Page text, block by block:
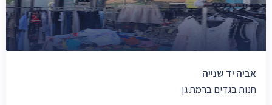
אביה יד שנייה
חנות בגדים ברמת גן